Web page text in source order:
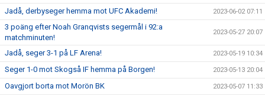
Jadå, derbyseger hemma mot UFC Akademi! 2023-06-02 07:11
3 poäng efter Noah Granqvists segermål i 92:a
matchminuten!
2023-05-27 20:07
Jadå, seger 3-1 på LF Arena! 2023-05-19 10:34
Seger 1-0 mot Skogså IF hemma på Borgen! 2023-05-13 20:04
Oavgjort borta mot Morön BK 2023-05-07 11:33